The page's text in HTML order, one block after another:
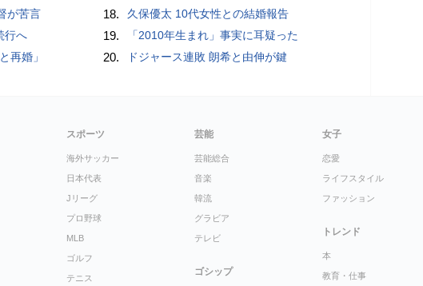
が苦言
行へ
再婚」
18. 久保優太 10代女性との結婚報告
19. 「2010年生まれ」事実に耳疑った
20. ドジャース連敗 朗希と由伸が鍵
スポーツ
海外サッカー
日本代表
Jリーグ
プロ野球
MLB
ゴルフ
テニス
芸能
芸能総合
音楽
韓流
グラビア
テレビ
ゴシップ
女子
恋愛
ライフスタイル
ファッション
トレンド
本
教育・仕事